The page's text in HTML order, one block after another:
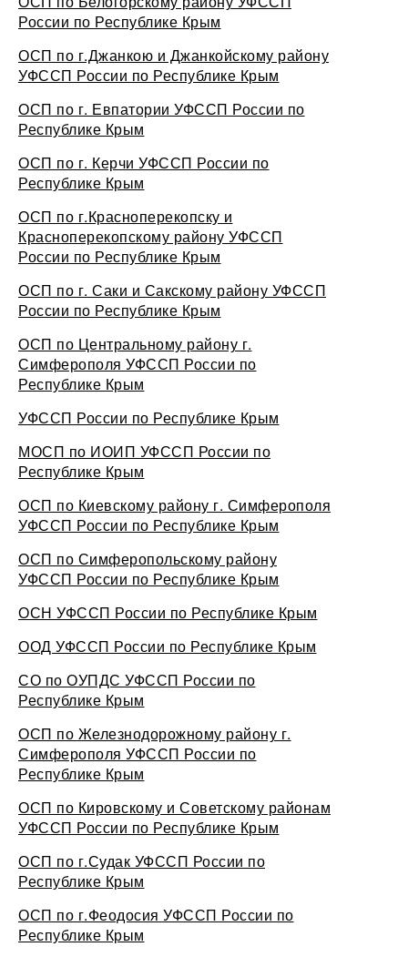
России по Республике Крым
ОСП по г.Джанкою и Джанкойскому району
УФССП России по Республике Крым
ОСП по г. Евпатории УФССП России по
Республике Крым
ОСП по г. Керчи УФССП России по
Республике Крым
ОСП по г.Красноперекопску и
Красноперекопскому району УФССП
России по Республике Крым
ОСП по г. Саки и Сакскому району УФССП
России по Республике Крым
ОСП по Центральному району г.
Симферополя УФССП России по
Республике Крым
УФССП России по Республике Крым
МОСП по ИОИП УФССП России по
Республике Крым
ОСП по Киевскому району г. Симферополя
УФССП России по Республике Крым
ОСП по Симферопольскому району
УФССП России по Республике Крым
ОСН УФССП России по Республике Крым
ООД УФССП России по Республике Крым
СО по ОУПДС УФССП России по
Республике Крым
ОСП по Железнодорожному району г.
Симферополя УФССП России по
Республике Крым
ОСП по Кировскому и Советскому районам
УФССП России по Республике Крым
ОСП по г.Судак УФССП России по
Республике Крым
ОСП по г.Феодосия УФССП России по
Республике Крым